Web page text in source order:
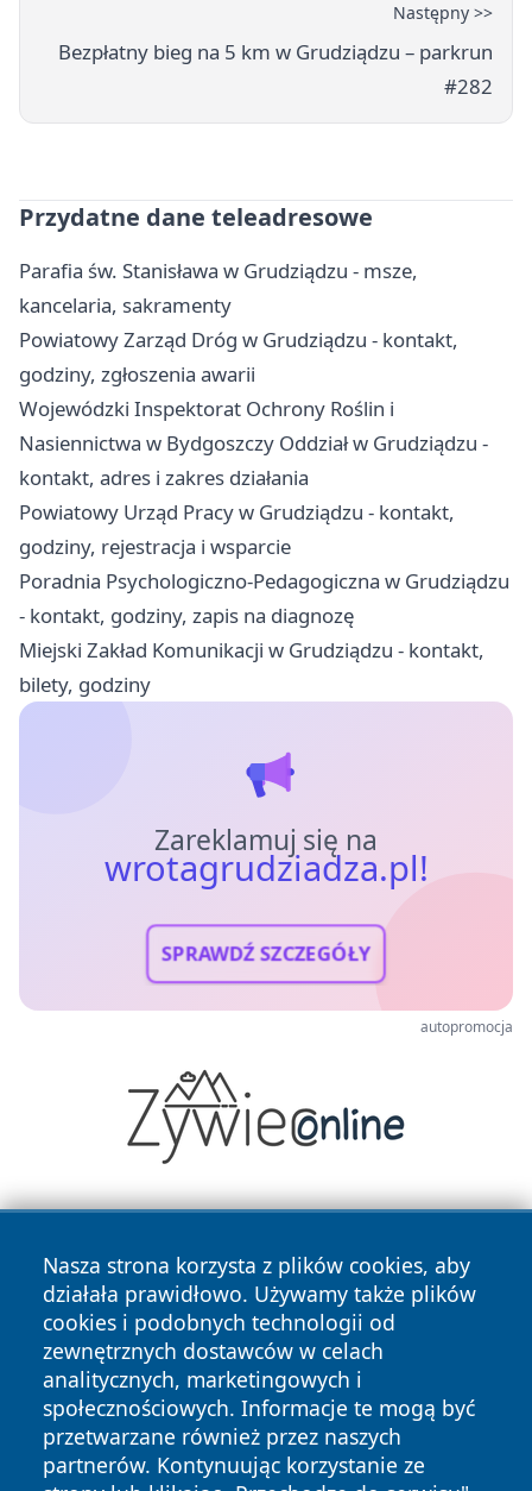
Następny >>
Bezpłatny bieg na 5 km w Grudziądzu – parkrun
#282
Przydatne dane teleadresowe
Parafia św. Stanisława w Grudziądzu - msze,
kancelaria, sakramenty
Powiatowy Zarząd Dróg w Grudziądzu - kontakt,
godziny, zgłoszenia awarii
Wojewódzki Inspektorat Ochrony Roślin i
Nasiennictwa w Bydgoszczy Oddział w Grudziądzu -
kontakt, adres i zakres działania
Powiatowy Urząd Pracy w Grudziądzu - kontakt,
godziny, rejestracja i wsparcie
Poradnia Psychologiczno-Pedagogiczna w Grudziądzu
- kontakt, godziny, zapis na diagnozę
Miejski Zakład Komunikacji w Grudziądzu - kontakt,
bilety, godziny
Zareklamuj się na
wrotagrudziadza.pl!
SPRAWDŹ SZCZEGÓŁY
autopromocja
Nasza strona korzysta z plików cookies, aby
działała prawidłowo. Używamy także plików
cookies i podobnych technologii od
zewnętrznych dostawców w celach
analitycznych, marketingowych i
społecznościowych. Informacje te mogą być
przetwarzane również przez naszych
partnerów. Kontynuując korzystanie ze
Copyright © 2026 wrotagrudziadza.pl Wszystkie prawa
zastrzeżone.
News Autorzy
Polityka
Polityka